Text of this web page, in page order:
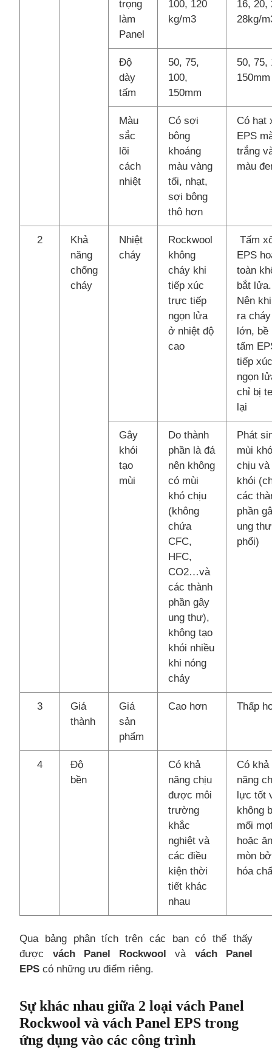
trọng
làm
Panel
100, 120
kg/m3
16, 20,
28kg/
Độ
dày
tấm
50, 75,
100,
150mm
50, 75,
150mm
Màu
sắc
lõi
cách
nhiệt
Có sợi
bông
khoáng
màu vàng
tối, nhạt,
sợi bông
thô hơn
Có hạt
EPS
trắng
màu
2
Khả
năng
chống
cháy
Nhiệt
cháy
Rockwool
không
cháy khi
tiếp xúc
trực tiếp
ngọn lửa
ở nhiệt độ
cao
Tấm
EPS
toàn
bắt lửa.
Nên
ra cháy
lớn, bề
tấm
tiếp
ngọn
chỉ bị
lại
Gây
khói
tạo
mùi
Do thành
phần là đá
nên không
có mùi
khó chịu
(không
chứa
CFC,
HFC,
CO2…và
các thành
phần gây
ung thư),
không tạo
khói nhiều
khi nóng
chảy
Phát
mùi
chịu và
khói
các
phần
ung thư
phổi)
3
Giá
thành
Giá
sản
phẩm
Cao hơn Thấp
4
Độ
bền
Có khả
năng chịu
được môi
trường
khắc
nghiệt và
các điều
kiện thời
tiết khác
nhau
Có khả
năng
lực tốt
không
mối
hoặc
mòn
hóa
Qua bảng phân tích trên các bạn có thể thấy
được vách Panel Rockwool vàvách Panel
EPS có những ưu điểm riêng.
Sự khác nhau giữa 2 loại vách Panel
Rockwool và vách Panel EPS trong
ứng dụng vào các công trình